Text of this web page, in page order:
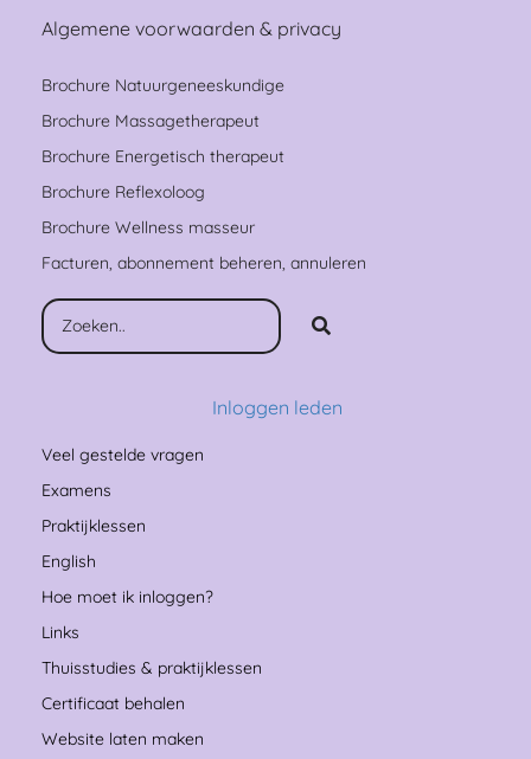
Algemene voorwaarden & privacy
Brochure Natuurgeneeskundige
Brochure Massagetherapeut
Brochure Energetisch therapeut
Brochure Reflexoloog
Brochure Wellness masseur
Facturen, abonnement beheren, annuleren
Inloggen leden
Veel gestelde vragen
Examens
Praktijklessen
English
Hoe moet ik inloggen?
Links
Thuisstudies & praktijklessen
Certificaat behalen
Website laten maken